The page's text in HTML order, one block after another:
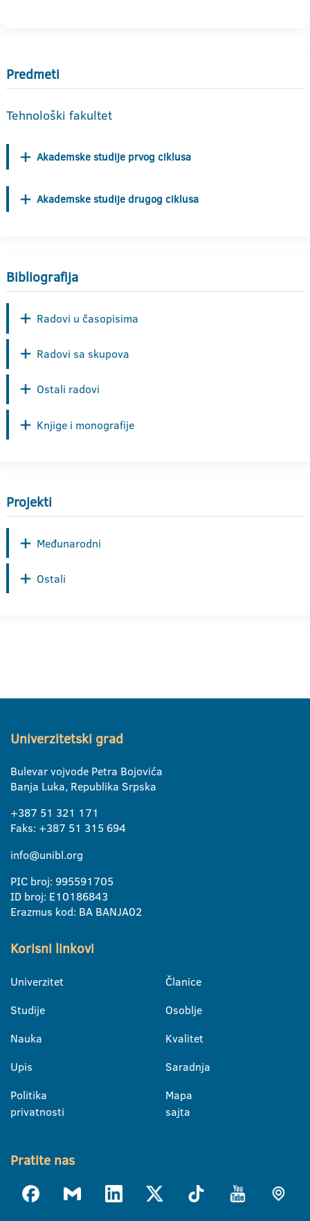
Predmeti
Tehnološki fakultet
Akademske studije prvog ciklusa
Akademske studije drugog ciklusa
Bibliografija
Radovi u časopisima
Radovi sa skupova
Ostali radovi
Knjige i monografije
Projekti
Međunarodni
Ostali
Univerzitetski grad
Bulevar vojvode Petra Bojovića
Banja Luka, Republika Srpska
+387 51 321 171
Faks: +387 51 315 694
info@unibl.org
PIC broj: 995591705
ID broj: E10186843
Erazmus kod: BA BANJA02
Korisni linkovi
Univerzitet
Studije
Nauka
Upis
Politika
privatnosti
Članice
Osoblje
Kvalitet
Saradnja
Mapa
sajta
Pratite nas